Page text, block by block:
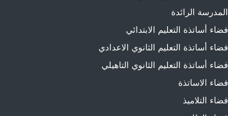
المدرسة الرائدة
فضاء أساتذة التعليم الابتدائي
فضاء أساتذة التعليم الثانوي الاعدادي
فضاء أساتذة التعليم الثانوي التاهيلي
فضاء الاساتذة
فضاء التلاميذ